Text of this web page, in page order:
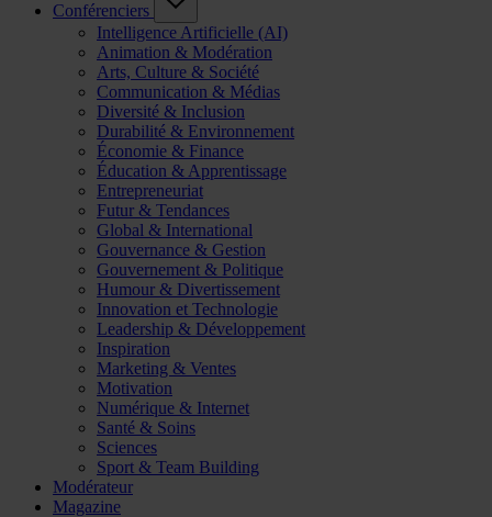
Conférenciers
Intelligence Artificielle (AI)
Animation & Modération
Arts, Culture & Société
Communication & Médias
Diversité & Inclusion
Durabilité & Environnement
Économie & Finance
Éducation & Apprentissage
Entrepreneuriat
Futur & Tendances
Global & International
Gouvernance & Gestion
Gouvernement & Politique
Humour & Divertissement
Innovation et Technologie
Leadership & Développement
Inspiration
Marketing & Ventes
Motivation
Numérique & Internet
Santé & Soins
Sciences
Sport & Team Building
Modérateur
Magazine